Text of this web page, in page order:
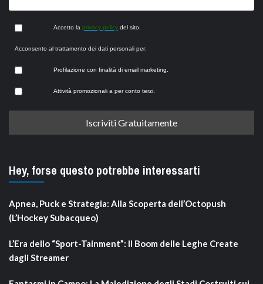
Accetto la privacy policy del sito.
Acconsento al trattamento dei dati personali per:
Profilazione con finalità di email marketing.
Attività promozionali a per conto terzi.
Hey, forse questo potrebbe interessarti
Apnea, Puck e Strategia: Alla Scoperta dell’Octopush
(L’Hockey Subacqueo)
L’Era dello “Sport-Tainment”: Il Boom delle Leghe Create
dagli Streamer